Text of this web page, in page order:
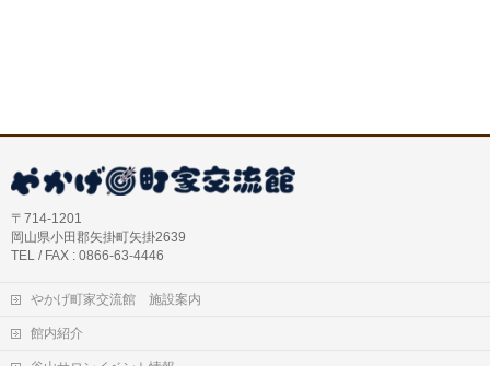
〒714-1201
岡山県小田郡矢掛町矢掛2639
TEL / FAX : 0866-63-4446
やかげ町家交流館 施設案内
館内紹介